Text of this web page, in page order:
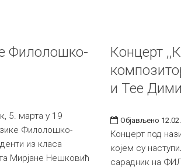
Филолошко-
5. марта у 19
Филолошко-
из класа
Мирјане Нешковић
Концерт
и Тее
Објављено
Концерт под
којем су
сарадник на